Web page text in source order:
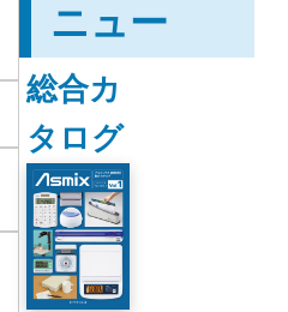
ニュー
総合カ
タログ